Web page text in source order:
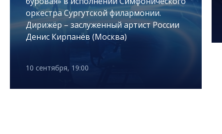
оркестра Сургутской филармонии.
Дирижёр – заслуженный артист России
Денис Кирпанёв (Москва)
10 сентября, 19:00